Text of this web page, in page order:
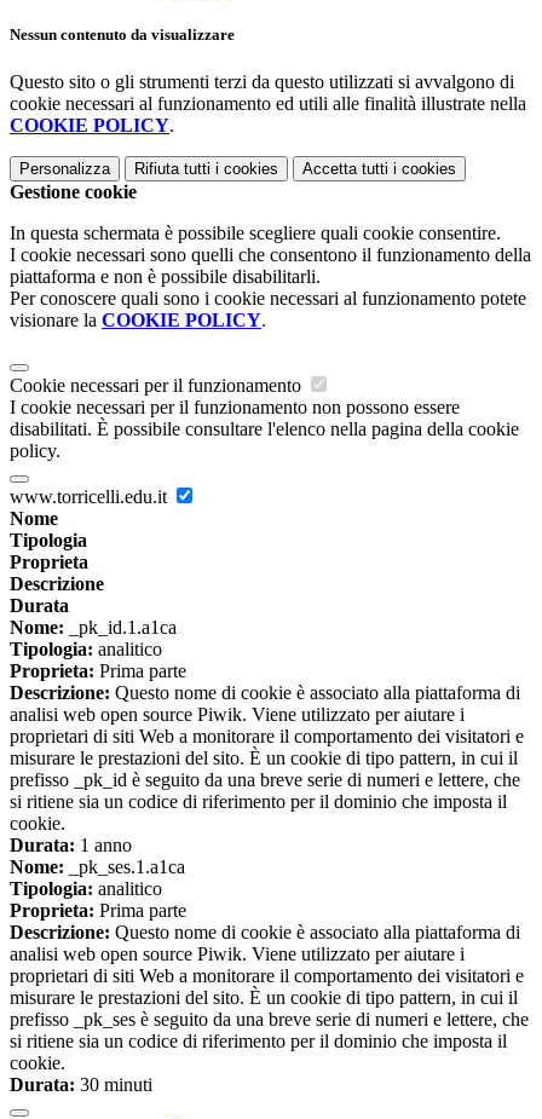
Nessun contenuto da visualizzare
Questo sito o gli strumenti terzi da questo utilizzati si avvalgono di
cookie necessari al funzionamento ed utili alle finalità illustrate nella
COOKIE POLICY.
Personalizza Rifiuta tutti i cookies Accetta tutti i cookies
Gestione cookie
In questa schermata è possibile scegliere quali cookie consentire.
I cookie necessari sono quelli che consentono il funzionamento della
piattaforma e non è possibile disabilitarli.
Per conoscere quali sono i cookie necessari al funzionamento potete
visionare la COOKIE POLICY.
Cookie necessari per il funzionamento
I cookie necessari per il funzionamento non possono essere
disabilitati. È possibile consultare l'elenco nella pagina della cookie
policy.
www.torricelli.edu.it
Nome
Tipologia
Proprieta
Descrizione
Durata
Nome: _pk_id.1.a1ca
Tipologia: analitico
Proprieta: Prima parte
Descrizione: Questo nome di cookie è associato alla piattaforma di
analisi web open source Piwik. Viene utilizzato per aiutare i
proprietari di siti Web a monitorare il comportamento dei visitatori e
misurare le prestazioni del sito. È un cookie di tipo pattern, in cui il
prefisso _pk_id è seguito da una breve serie di numeri e lettere, che
si ritiene sia un codice di riferimento per il dominio che imposta il
cookie.
Durata: 1 anno
Nome: _pk_ses.1.a1ca
Tipologia: analitico
Proprieta: Prima parte
Descrizione: Questo nome di cookie è associato alla piattaforma di
analisi web open source Piwik. Viene utilizzato per aiutare i
proprietari di siti Web a monitorare il comportamento dei visitatori e
misurare le prestazioni del sito. È un cookie di tipo pattern, in cui il
prefisso _pk_ses è seguito da una breve serie di numeri e lettere, che
si ritiene sia un codice di riferimento per il dominio che imposta il
cookie.
Durata: 30 minuti